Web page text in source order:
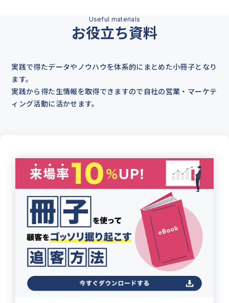
お役立ち資料
実践で得たデータやノウハウを体系的にまとめた小冊子となり
ます。
実践から得た生情報を取得できますので自社の営業・マーケテ
ィング活動に活かせます。